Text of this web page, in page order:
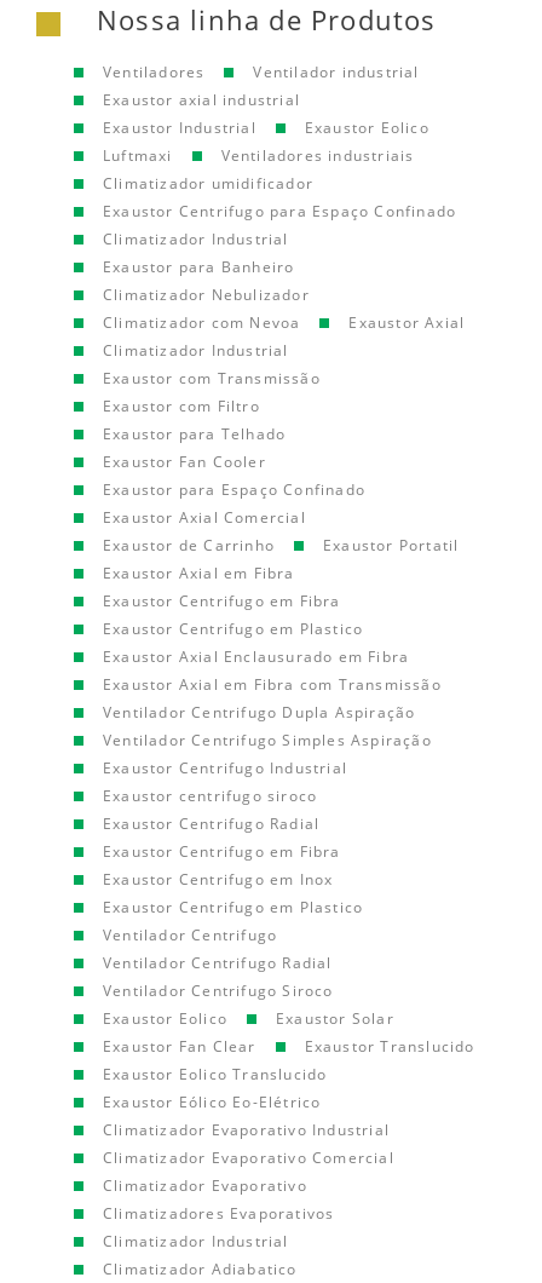
Nossa linha de Produtos
Ventiladores
Ventilador industrial
Exaustor axial industrial
Exaustor Industrial
Exaustor Eolico
Luftmaxi
Ventiladores industriais
Climatizador umidificador
Exaustor Centrifugo para Espaço Confinado
Climatizador Industrial
Exaustor para Banheiro
Climatizador Nebulizador
Climatizador com Nevoa
Exaustor Axial
Climatizador Industrial
Exaustor com Transmissão
Exaustor com Filtro
Exaustor para Telhado
Exaustor Fan Cooler
Exaustor para Espaço Confinado
Exaustor Axial Comercial
Exaustor de Carrinho
Exaustor Portatil
Exaustor Axial em Fibra
Exaustor Centrifugo em Fibra
Exaustor Centrifugo em Plastico
Exaustor Axial Enclausurado em Fibra
Exaustor Axial em Fibra com Transmissão
Ventilador Centrifugo Dupla Aspiração
Ventilador Centrifugo Simples Aspiração
Exaustor Centrifugo Industrial
Exaustor centrifugo siroco
Exaustor Centrifugo Radial
Exaustor Centrifugo em Fibra
Exaustor Centrifugo em Inox
Exaustor Centrifugo em Plastico
Ventilador Centrifugo
Ventilador Centrifugo Radial
Ventilador Centrifugo Siroco
Exaustor Eolico
Exaustor Solar
Exaustor Fan Clear
Exaustor Translucido
Exaustor Eolico Translucido
Exaustor Eólico Eo-Elétrico
Climatizador Evaporativo Industrial
Climatizador Evaporativo Comercial
Climatizador Evaporativo
Climatizadores Evaporativos
Climatizador Industrial
Climatizador Adiabatico